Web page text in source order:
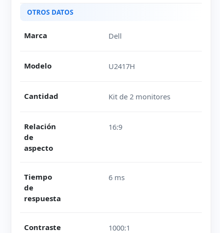
OTROS DATOS
Marca Dell
Modelo U2417H
Cantidad Kit de 2 monitores
Relación
de
aspecto
16:9
Tiempo
de
respuesta
6 ms
Contraste 1000:1